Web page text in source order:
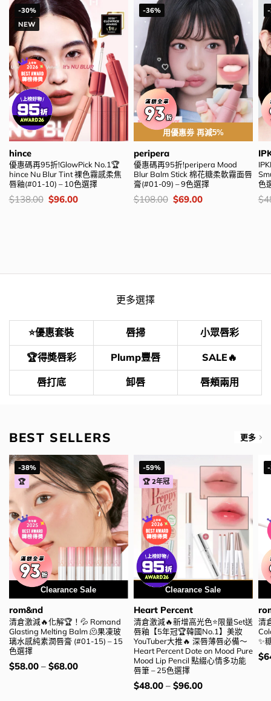
-30%
NEW
hince
優惠碼再95折!GlowPick No.1🏆
hince Nu Blur Tint 裸色霧感柔焦
唇釉(#01-10) – 10色選擇
價
$138.00 Original
$96.00Current
-36%
用優惠劵 再減5%
peripera
優惠碼再95折!peripera Mood
Blur Balm Stick 棉花糖柔軟霧面唇
膏(#01-09) – 9色選擇
價
$108.00 Original
$69.00Current
色
價
$
更多選擇
⭐優惠套裝 唇掃 小眾唇彩
🏆得奬唇彩 Plump豐唇 SALE🔥
唇打底 卸唇 唇頰兩用
BEST SELLERS 更多
-38%
🏆
Clearance Sale
rom&nd
清倉激減🔥化解🏆！💦 Romand
Glasting Melting Balm 🫠果凍玻
璃水感純素潤唇膏 (#01-15) – 15
色選擇
價
錢：
$58.00– $68.00
-59%
🏆 2年冠
用優惠劵 再減5%
Clearance Sale
Heart Percent
清倉激減🔥新增高光色⭐限量Set送
唇釉【5年冠🏆韓國No.1】美妝
YouTuber大推🔥 深唇薄唇必備～
Heart Percent Dote on Mood Pure
Mood Lip Pencil 點綴心情多功能
唇筆 – 25色選擇
價
錢：
$48.00– $96.00
清
✨
價
錢
$